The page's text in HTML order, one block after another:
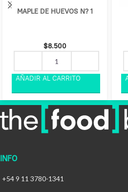
MAPLE DE HUEVOS N? 1
$8.500
INFO
+54 9 11 3780-1341